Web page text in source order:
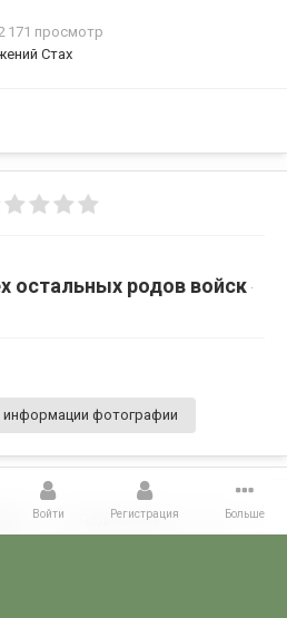
171 просмотр
Стах
остальных родов войск ·
информации фотографии
Подписчики 0
Войти Регистрация Больше